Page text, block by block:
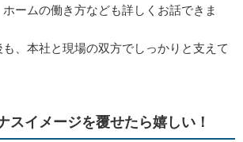
ームの働き方なども詳しくお話できま
、本社と現場の双方でしっかりと支えて
スイメージを覆せたら嬉しい！